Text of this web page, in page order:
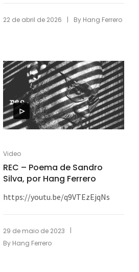
22 de abril de 2026 | By Hang Ferrero
Video
REC – Poema de Sandro
Silva, por Hang Ferrero
https://youtu.be/q9VTEzEjqNs
29 de maio de 2023
|
By Hang Ferrero